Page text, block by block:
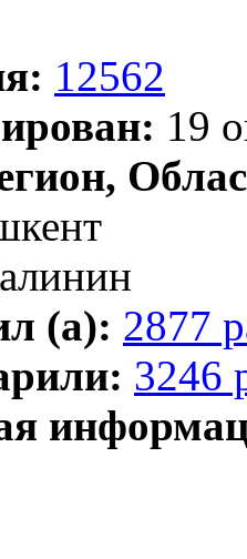
12562
19
(а): 2877
3246